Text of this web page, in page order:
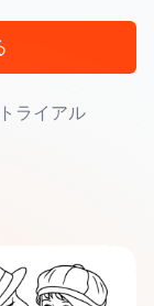
ライアル